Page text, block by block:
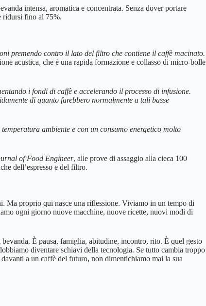
intensa, aromatica e concentrata. Senza dover portare
ridursi fino al 75%.
premendo contro il lato del filtro che contiene il caffè macinato.
acustica, che è una rapida formazione e collasso di micro-bolle
i fondi di caffè e accelerando il processo di infusione.
di quanto farebbero normalmente a tali basse
ambiente e con un consumo energetico molto
of Food Engineer, alle prove di assaggio alla cieca 100
dell’espresso e del filtro.
Ma proprio qui nasce una riflessione. Viviamo in un tempo di
ogni giorno nuove macchine, nuove ricette, nuovi modi di
È pausa, famiglia, abitudine, incontro, rito. È quel gesto
diventare schiavi della tecnologia. Se tutto cambia troppo
a un caffè del futuro, non dimentichiamo mai la sua